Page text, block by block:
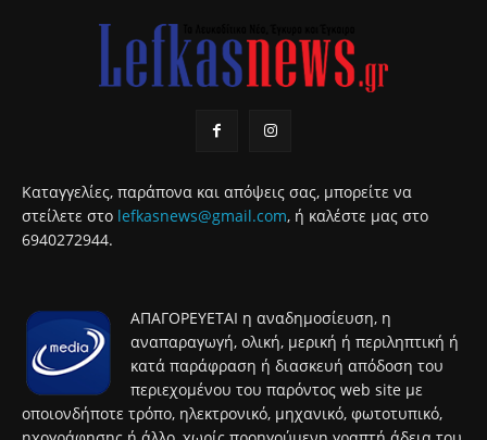
Καταγγελίες, παράπονα και απόψεις σας, μπορείτε να
στείλετε στο lefkasnews@gmail.com, ή καλέστε μας στο
6940272944.
ΑΠΑΓΟΡΕΥΕΤΑΙ η αναδημοσίευση, η
αναπαραγωγή, ολική, μερική ή περιληπτική ή
κατά παράφραση ή διασκευή απόδοση του
περιεχομένου του παρόντος web site με
οποιονδήποτε τρόπο, ηλεκτρονικό, μηχανικό, φωτοτυπικό,